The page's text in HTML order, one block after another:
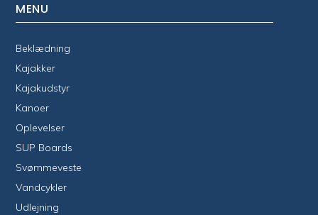
MENU
Beklædning
Kajakker
Kajakudstyr
Kanoer
Oplevelser
SUP Boards
Svømmeveste
Vandcykler
Udlejning